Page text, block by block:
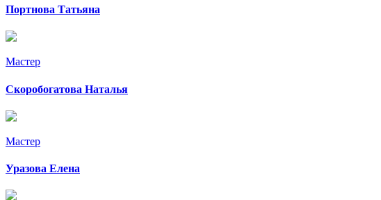
Портнова Татьяна
Мастер
Скоробогатова Наталья
Мастер
Уразова Елена